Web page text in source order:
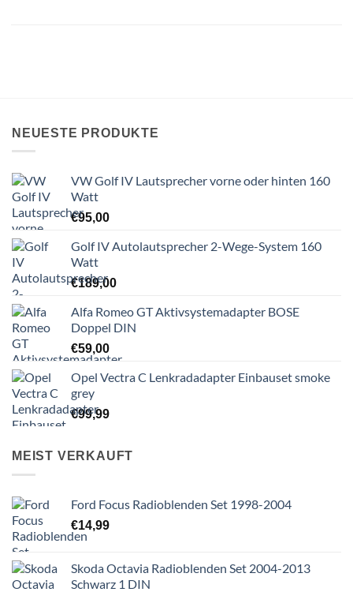
NEUESTE PRODUKTE
VW Golf IV Lautsprecher vorne oder hinten 160
Watt
€95,00
Golf IV Autolautsprecher 2-Wege-System 160
Watt
€189,00
Alfa Romeo GT Aktivsystemadapter BOSE
Doppel DIN
€59,00
Opel Vectra C Lenkradadapter Einbauset smoke
grey
€99,99
MEIST VERKAUFT
Ford Focus Radioblenden Set 1998-2004
€14,99
Skoda Octavia Radioblenden Set 2004-2013
Schwarz 1 DIN